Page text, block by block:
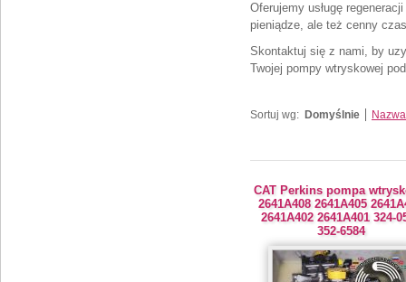
Oferujemy usługę
pieniądze, ale też cenny
Skontaktuj się z nami, by
Twojej pompy wtryskowej
Sortuj wg: Domyślnie Nazwa
CAT Perkins pompa
2641A408 2641A405
2641A402 2641A401 324-
352-6584